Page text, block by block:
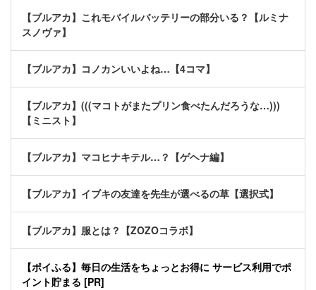
【ブルアカ】これモバイルバッテリーの部分いる？【ルミナ
スノヴァ】
【ブルアカ】コノカンいいよね…【4コマ】
【ブルアカ】(((マコトがまたプリン食べたんだろうな…)))
【ミニスト】
【ブルアカ】マコヒナキテル…？【ゲヘナ編】
【ブルアカ】イブキの友達を先生が選べるの草【選択式】
【ブルアカ】服とは？【ZOZOコラボ】
【ポイふる】毎日の生活をちょっとお得に サービス利用でポ
イント貯まる [PR]